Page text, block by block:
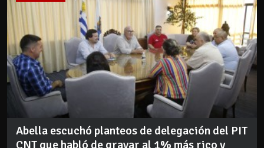
Abella escuchó planteos de delegación del PIT
CNT que habló de gravar al 1% más rico y